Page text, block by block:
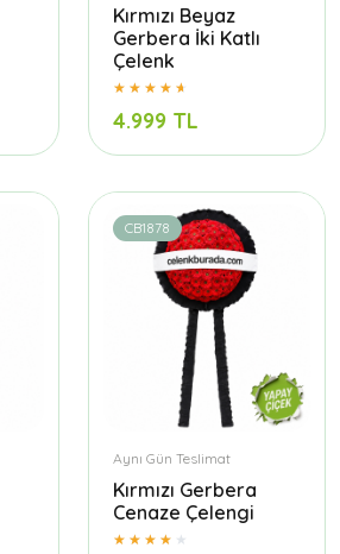
Kırmızı Beyaz
Gerbera İki Katlı
Çelenk
4.999 TL
CB1878
Aynı Gün Teslimat
Kırmızı Gerbera
Cenaze Çelengi